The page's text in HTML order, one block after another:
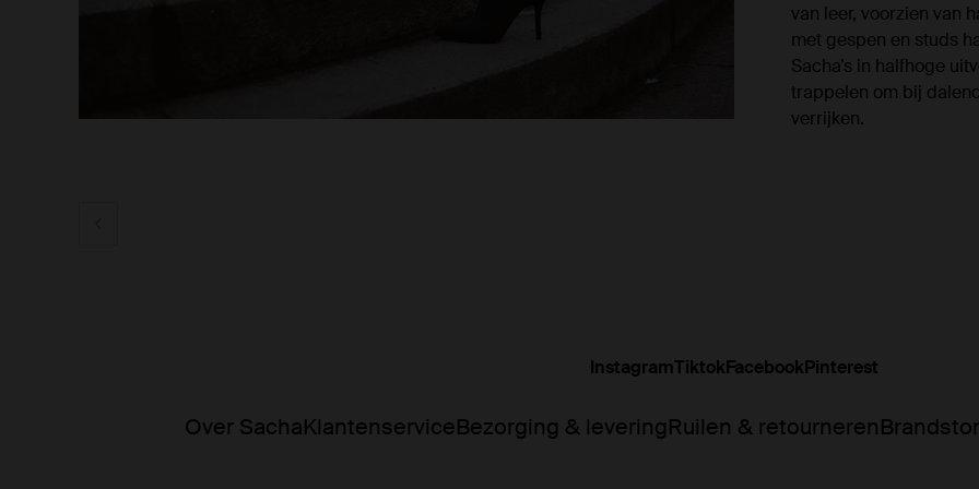
van leer, voorzien van
met gespen en studs
Sacha’s in halfhoge
trappelen om bij
verrijken.
Over SachaKlantenserviceBezorging & leveringRuilen & retourneren
InstagramTiktokFacebookPinterest